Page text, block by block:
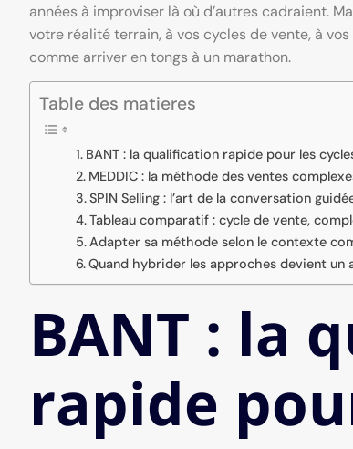
années à improviser là où d’autres cadraient.
votre réalité terrain, à vos cycles de vente, à
comme arriver en tongs à un marathon.
Table des matieres
BANT : la qualification rapide pour les
MEDDIC : la méthode des ventes
SPIN Selling : l’art de la conversation
Tableau comparatif : cycle de vente,
Adapter sa méthode selon le contexte
Quand hybrider les approches devient un
BANT : la
rapide